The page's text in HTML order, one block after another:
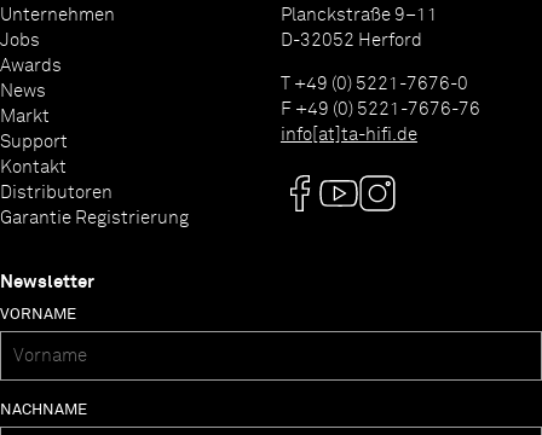
Unternehmen
Jobs
Awards
News
Markt
Support
Kontakt
Distributoren
Garantie Registrierung
Planckstraße 9–11
D-32052 Herford
T +49 (0) 5221-7676-0
F +49 (0) 5221-7676-76
info[at]ta-hifi.de
Newsletter
VORNAME
NACHNAME